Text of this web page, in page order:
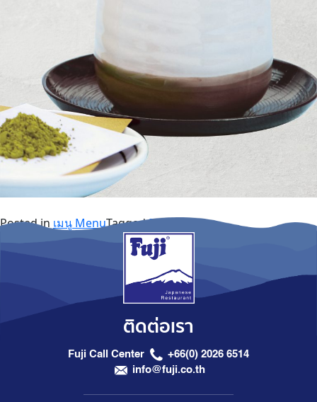
Posted in เมนู MenuTaggedDrinks
ติดต่อเรา
Fuji Call Center
+66(0) 2026 6514
info@fuji.co.th